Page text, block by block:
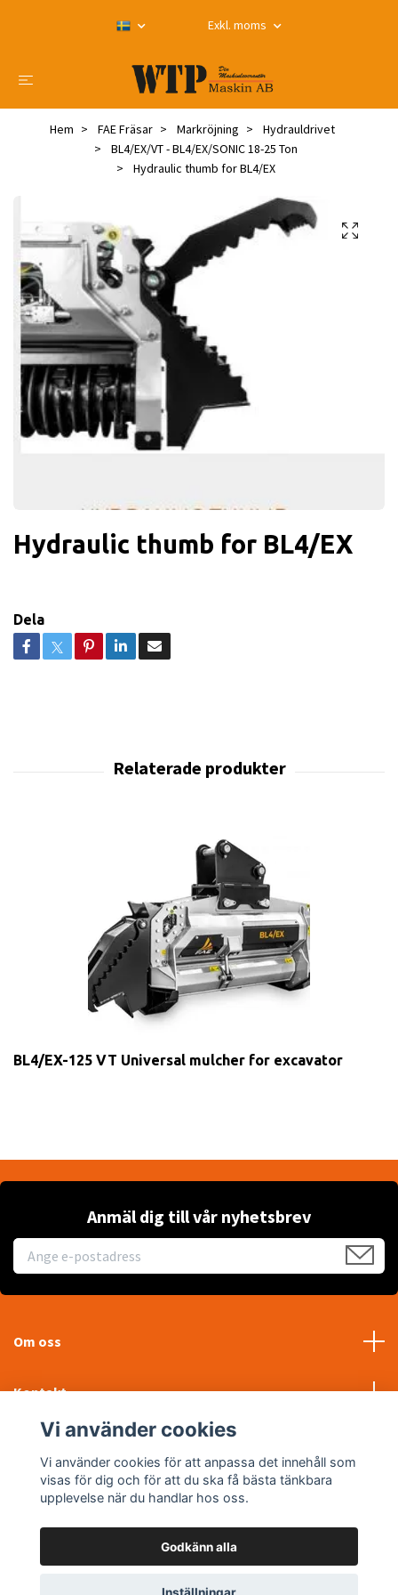
Exkl. moms
Hem FAE Fräsar Markröjning
Hydrauldrivet
BL4/EX/VT - BL4/EX/SONIC 18-25 Ton
Hydraulic thumb for BL4/EX
Hydraulic thumb for BL4/EX
Dela
BL4/EX-125 VT Universal mulcher for excavator
Anmäl dig till vår nyhetsbrev
Om oss
Kontakt
Läs mer
Sociala medier
© 2026 WTP Maskin AB
Vi använder cookies
Vi använder cookies för att anpassa det innehåll som
visas för dig och för att du ska få bästa tänkbara
upplevelse när du handlar hos oss.
Godkänn alla